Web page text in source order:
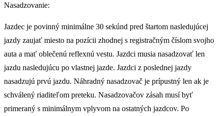
Nasadzovanie:
Jazdec je povinný minimálne 30 sekúnd pred štartom nasledujúcej
jazdy zaujať miesto na pozícii zhodnej s registračným číslom svojho
auta a mať oblečenú reflexnú vestu. Jazdci musia nasadzovať len
jazdu nasledujúcu po vlastnej jazde. Jazdci z poslednej jazdy
nasadzujú prvú jazdu. Náhradný nasadzovač je prípustný len ak je
schválený riaditeľom preteku. Nasadzovačov zásah musí byť
primeraný s minimálnym vplyvom na ostatných jazdcov. Po